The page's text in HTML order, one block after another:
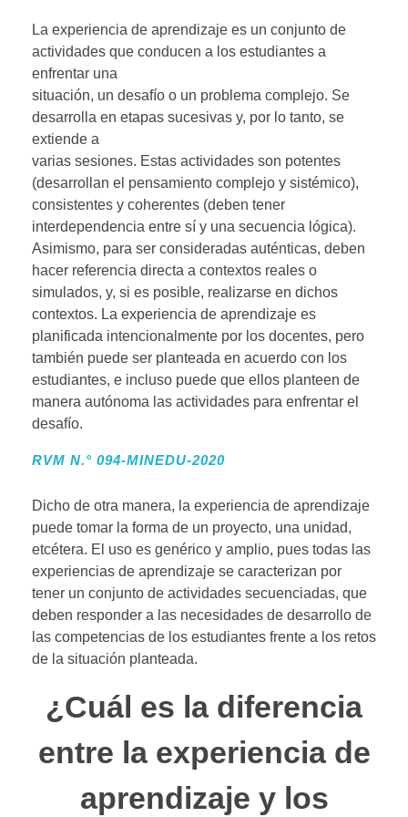
La experiencia de aprendizaje es un conjunto de
actividades que conducen a los estudiantes a
enfrentar una
situación, un desafío o un problema complejo. Se
desarrolla en etapas sucesivas y, por lo tanto, se
extiende a
varias sesiones. Estas actividades son potentes
(desarrollan el pensamiento complejo y sistémico),
consistentes y coherentes (deben tener
interdependencia entre sí y una secuencia lógica).
Asimismo, para ser consideradas auténticas, deben
hacer referencia directa a contextos reales o
simulados, y, si es posible, realizarse en dichos
contextos. La experiencia de aprendizaje es
planificada intencionalmente por los docentes, pero
también puede ser planteada en acuerdo con los
estudiantes, e incluso puede que ellos planteen de
manera autónoma las actividades para enfrentar el
desafío.
RVM N.° 094-MINEDU-2020
Dicho de otra manera, la experiencia de aprendizaje
puede tomar la forma de un proyecto, una unidad,
etcétera. El uso es genérico y amplio, pues todas las
experiencias de aprendizaje se caracterizan por
tener un conjunto de actividades secuenciadas, que
deben responder a las necesidades de desarrollo de
las competencias de los estudiantes frente a los retos
de la situación planteada.
¿Cuál es la diferencia
entre la experiencia de
aprendizaje y los